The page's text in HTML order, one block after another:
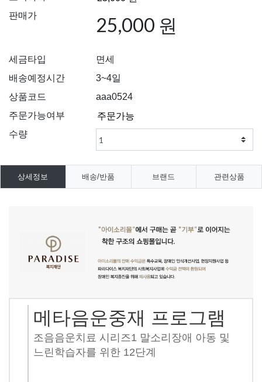
판매가
25,000 원
세금타입
면세
배송예정시간
3~4일
상품코드
aaa0524
주문가능여부
수량
상세정보 배송/반품 브랜드 관련상품
메타음운중재 프로그램
조음음운치료 시리즈1 말소리장애 아동 및
느린학습자를 위한 12단계